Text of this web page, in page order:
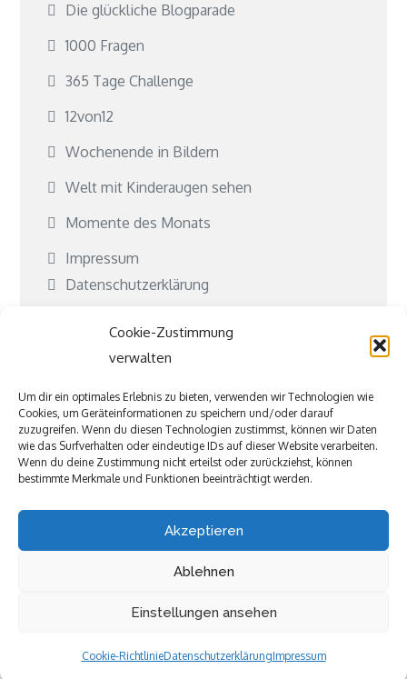
Cookie-Zustimmung
verwalten
Um dir ein optimales Erlebnis zu bieten, verwenden wir Technologien wie
Cookies, um Geräteinformationen zu speichern und/oder darauf
zuzugreifen. Wenn du diesen Technologien zustimmst, können wir Daten
wie das Surfverhalten oder eindeutige IDs auf dieser Website verarbeiten.
Wenn du deine Zustimmung nicht erteilst oder zurückziehst, können
bestimmte Merkmale und Funktionen beeinträchtigt werden.
Akzeptieren
Ablehnen
Einstellungen ansehen
Cookie-RichtlinieDatenschutzerklärungImpressum
Die glückliche Blogparade
1000 Fragen
365 Tage Challenge
12von12
Wochenende in Bildern
Welt mit Kinderaugen sehen
Momente des Monats
Impressum
Datenschutzerklärung
Kontakt
Kooperationen
Was ist Jubeki?
Befreundete und tolle Seiten
Copyright © All rights reserved.Theme Kiddie Care